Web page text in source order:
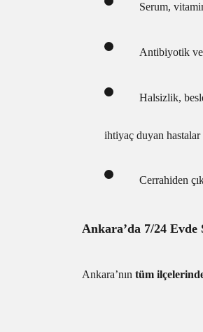
Serum,
Antibiyotik ve
Halsizlik,
ihtiyaç duyan hastalar
Cerrahiden
Ankara’da 7/24
Ankara’nın tüm